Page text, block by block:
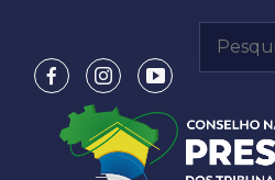
conteúdo
por: